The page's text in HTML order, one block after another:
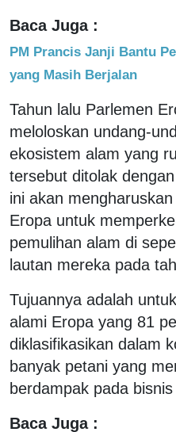
Baca Juga :
PM Prancis Janji Bantu
yang Masih Berjalan
Tahun lalu Parlemen
meloloskan undang-
ekosistem alam yang
tersebut ditolak
ini akan
Eropa untuk
pemulihan alam di
lautan mereka pada
Tujuannya adalah
alami Eropa yang 81
diklasifikasikan dalam
banyak petani yang
berdampak pada
Baca Juga :